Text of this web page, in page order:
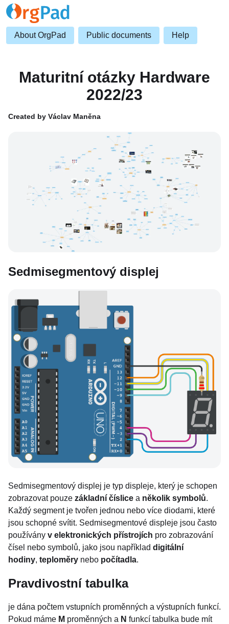
About OrgPad Public documents Help
Maturitní otázky Hardware
2022/23
Created by Václav Maněna
Sedmisegmentový displej
Sedmisegmentový displej je typ displeje, který je schopen
zobrazovat pouze základní číslice a několik symbolů.
Každý segment je tvořen jednou nebo více diodami, které
jsou schopné svítit. Sedmisegmentové displeje jsou často
používány v elektronických přístrojích pro zobrazování
čísel nebo symbolů, jako jsou například digitální
hodiny, teploměry nebo počítadla.
Pravdivostní tabulka
je dána počtem vstupních proměnných a výstupních funkcí.
Pokud máme M proměnných a N funkcí tabulka bude mít